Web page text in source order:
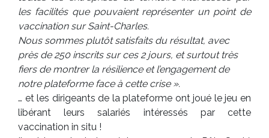
les facilités que pouvaient représenter un point de
vaccination sur Saint-Charles.
Nous sommes plutôt satisfaits du résultat, avec
près de 250 inscrits sur ces 2 jours, et surtout très
fiers de montrer la résilience et l’engagement de
notre plateforme face à cette crise ».
… et les dirigeants de la plateforme ont joué le jeu en
libérant leurs salariés intéressés par cette
vaccination in situ !